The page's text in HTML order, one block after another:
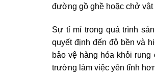
đường gồ ghề hoặc chở vật
Sự tỉ mỉ trong quá trình
quyết định đến độ bền và
bảo vệ hàng hóa khỏi
trường làm việc yên tĩnh